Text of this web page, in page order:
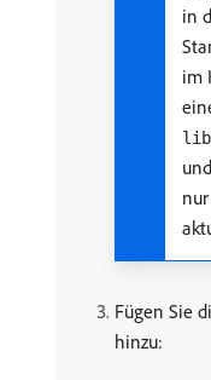
in
im
Fügen Sie
hinzu: